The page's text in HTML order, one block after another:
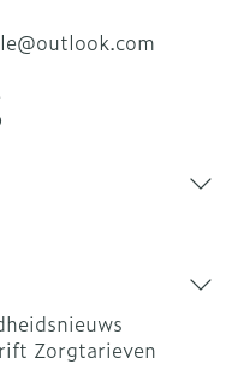
outlook.com
Zorgtarieven